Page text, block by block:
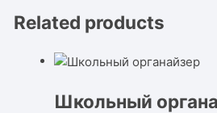
Related products
Школьный